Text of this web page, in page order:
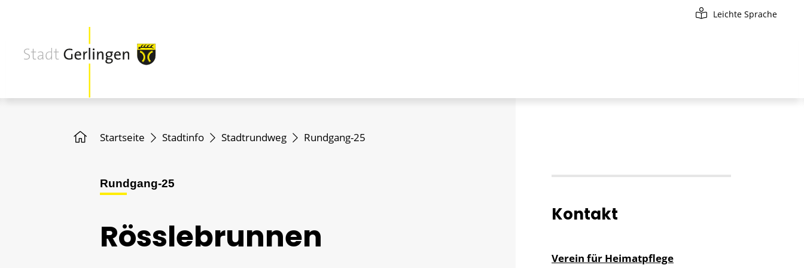
Leichte Sprache
Startseite Stadtinfo Stadtrundweg Rundgang-25
Rundgang-25
Rösslebrunnen
Kontakt
Verein für Heimatpflege